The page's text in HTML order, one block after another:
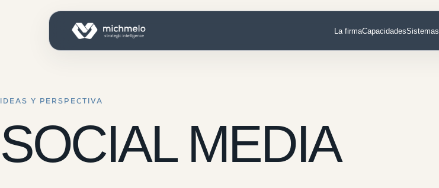
La firmaCapacidadesSistemas
IDEAS Y PERSPECTIVA
SOCIAL MEDIA